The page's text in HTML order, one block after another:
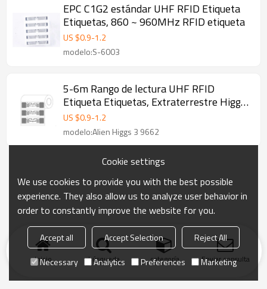
EPC C1G2 estándar UHF RFID Etiqueta
Etiquetas, 860 ~ 960MHz RFID etiqueta
US $0.9-1.2
modelo:S-6003
5-6m Rango de lectura UHF RFID
Etiqueta Etiquetas, Extraterrestre Higgs
3 9662
US $0.9-1.2
modelo:Alien Higgs 3 9662
Inicio búsqueda categoría Enviar consulta
Cookie settings
We use cookies to provide you with the best possible
experience. They also allow us to analyze user behavior in
order to constantly improve the website for you.
Accept all Accept Selection
Reject All
Necessary
Analytics Preferences Marketing